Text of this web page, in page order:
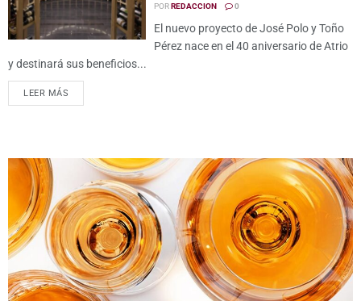
PORREDACCION 0
El nuevo proyecto de José Polo y Toño
Pérez nace en el 40 aniversario de Atrio
y destinará sus beneficios...
LEER MÁS